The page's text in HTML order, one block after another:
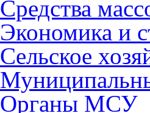
Средства
Экономика и
Сельское
Органы МСУ